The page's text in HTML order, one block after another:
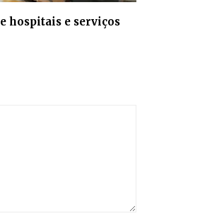
hospitais e serviços